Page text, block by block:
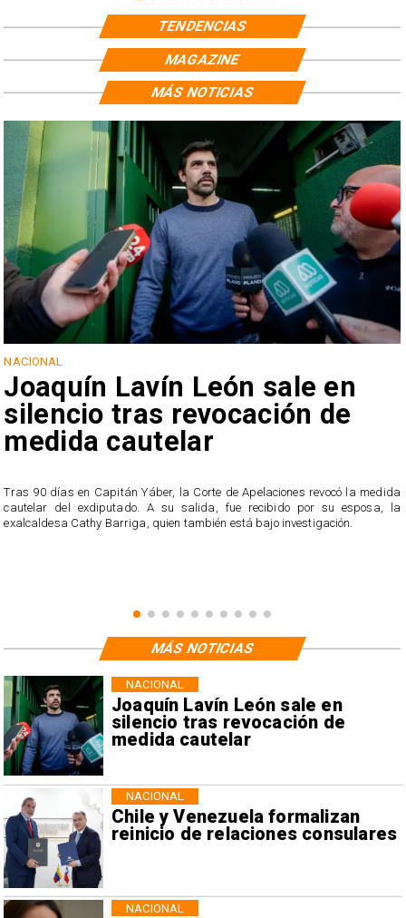
TENDENCIAS
MAGAZINE
NACIONAL
Joaquín Lavín León sale en
silencio tras revocación de
medida cautelar
Tras 90 días en Capitán Yáber, la Corte de Apelaciones revocó la medida
cautelar del exdiputado. A su salida, fue recibido por su esposa, la
exalcaldesa Cathy Barriga, quien también está bajo investigación.
MÁS NOTICIAS
Joaquín Lavín León sale en
silencio tras revocación de
medida cautelar
NACIONAL
Chile y Venezuela formalizan
reinicio de relaciones consulares
NACIONAL
NACIONAL
MÁS NOTICIAS